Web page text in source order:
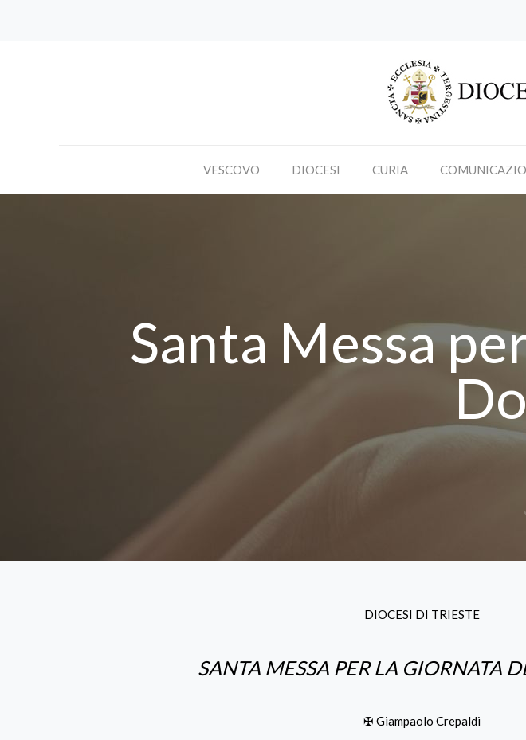
VESCOVO DIOCESI CURIA
Santa Messa
DIOCESI DI TRIESTE
SANTA MESSA PER LA GIORNATA
✠ Giampaolo Crepaldi